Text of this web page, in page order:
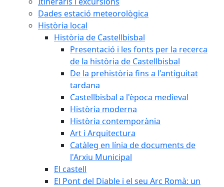
Dades estació meteorològica
Història local
Història de Castellbisbal
Presentació i les fonts per la recerca
de la història de Castellbisbal
De la prehistòria fins a l'antiguitat
tardana
Castellbisbal a l'època medieval
Història moderna
Història contemporània
Art i Arquitectura
Catàleg en línia de documents de
l'Arxiu Municipal
El castell
El Pont del Diable i el seu Arc Romà: un